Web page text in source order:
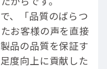
、「品質のばらつ
お客様の声を直接
品の品質を保証す
度向上に貢献した